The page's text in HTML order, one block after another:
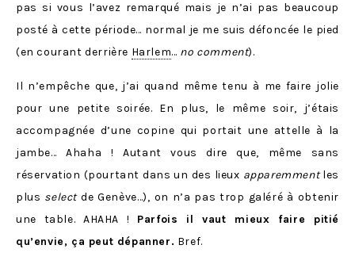
pas si vous l’avez remarqué mais je n’ai pas beaucoup
posté à cette période… normal je me suis défoncée le pied
(en courant derrière Harlem… no comment).
Il n’empêche que, j’ai quand même tenu à me faire jolie
pour une petite soirée. En plus, le même soir, j’étais
accompagnée d’une copine qui portait une attelle à la
jambe… Ahaha ! Autant vous dire que, même sans
réservation (pourtant dans un des lieux apparemmentles
plus selectde Genève…), on n’a pas trop galéré à obtenir
une table. AHAHA ! Parfois il vaut mieux faire pitié
qu’envie, ça peut dépanner. Bref.